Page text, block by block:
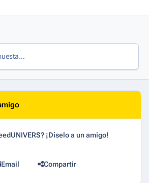
¡Díselo a un amigo!
Email Compartir